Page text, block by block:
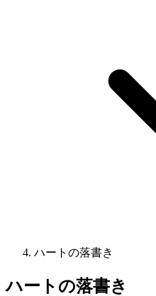
ハートの落書き
ハートの落書き